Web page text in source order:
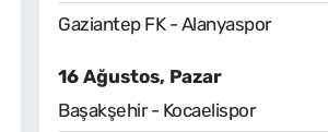
Gaziantep FK - Alanyaspor
16 Ağustos, Pazar
Başakşehir - Kocaelispor